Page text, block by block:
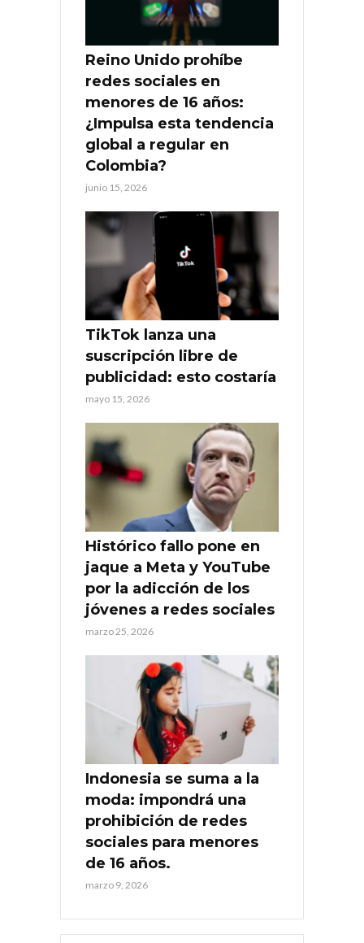
Reino Unido prohíbe
redes sociales en
menores de 16 años:
¿Impulsa esta tendencia
global a regular en
Colombia?
junio 15, 2026
TikTok lanza una
suscripción libre de
publicidad: esto costaría
mayo 15, 2026
Histórico fallo pone en
jaque a Meta y YouTube
por la adicción de los
jóvenes a redes sociales
marzo 25, 2026
Indonesia se suma a la
moda: impondrá una
prohibición de redes
sociales para menores
de 16 años.
marzo 9, 2026